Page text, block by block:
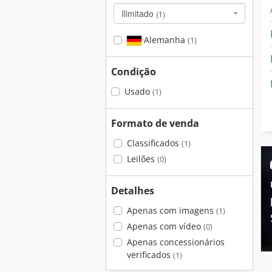
Ilimitado (1)
Alemanha (1)
Condição
Usado (1)
Formato de venda
Classificados (1)
Leilões (0)
Detalhes
Apenas com imagens (1)
Apenas com vídeo (0)
Apenas concessionários
verificados (1)